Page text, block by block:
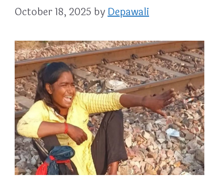
October 18, 2025 byDepawali